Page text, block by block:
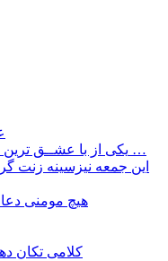
یکی از با عشــق ترین روایاتی که درباره ی پس از ظهور خوندم …
این جمعه نیزسینه زنت
هیچ مومنی دعا
کلامی تکان